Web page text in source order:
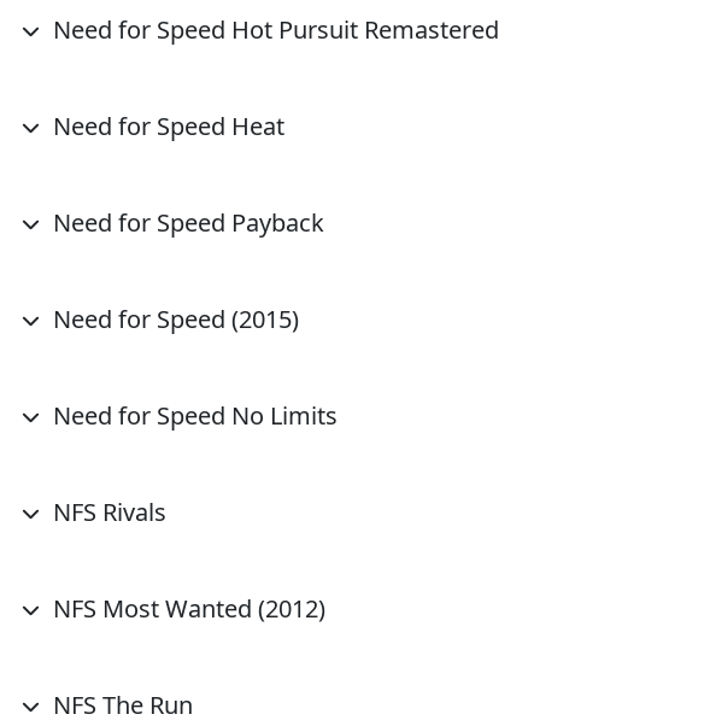
Need for Speed Hot Pursuit Remastered
Need for Speed Heat
Need for Speed Payback
Need for Speed (2015)
Need for Speed No Limits
NFS Rivals
NFS Most Wanted (2012)
NFS The Run